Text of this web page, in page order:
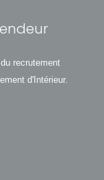
recrutement
d'Intérieur.